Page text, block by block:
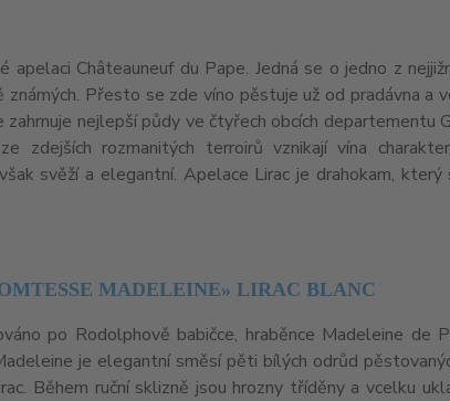
Châteauneuf du Pape. Jedná se o jedno z
Přesto se zde víno pěstuje už od pradávna
nejlepší půdy ve čtyřech obcích departementu
zdejších rozmanitých terroirů vznikají vína
svěží a elegantní. Apelace Lirac je drahokam,
MADELEINE» LIRAC BLANC
po Rodolphově babičce, hraběnce Madeleine de
je elegantní směsí pěti bílých odrůd
Během ruční sklizně jsou hrozny tříděny a vcelku